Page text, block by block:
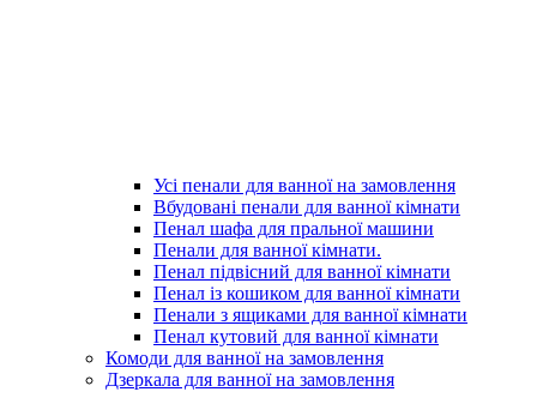
Усі пенали для ванної на замовлення
Вбудовані пенали для ванної кімнати
Пенал шафа для пральної машини
Пенали для ванної кімнати.
Пенал підвісний для ванної кімнати
Пенал із кошиком для ванної кімнати
Пенали з ящиками для ванної кімнати
Пенал кутовий для ванної кімнати
Комоди для ванної на замовлення
Дзеркала для ванної на замовлення